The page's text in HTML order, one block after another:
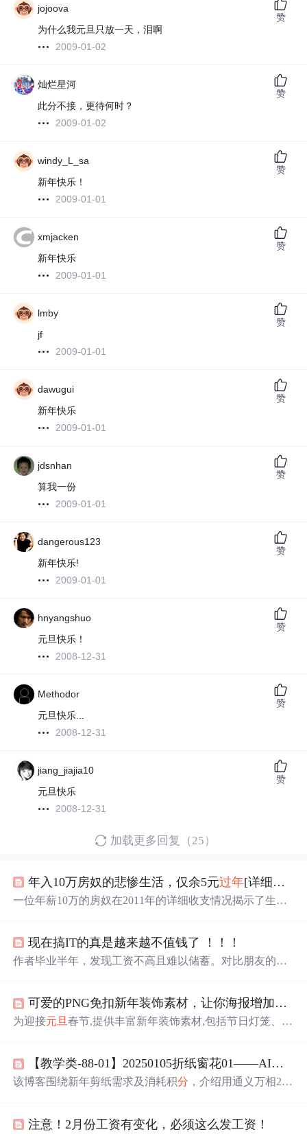
jojoova
为什么我元旦只放一天，泪啊
2009-01-02
赞
灿烂星河
此分不接，更待何时？
2009-01-02
赞
windy_L_sa
新年快乐！
2009-01-01
赞
xmjacken
新年快乐
2009-01-01
赞
lmby
jf
2009-01-01
赞
dawugui
新年快乐
2009-01-01
赞
jdsnhan
算我一份
2009-01-01
赞
dangerous123
新年快乐!
2009-01-01
赞
hnyangshuo
元旦快乐！
2008-12-31
赞
Methodor
元旦快乐...
2008-12-31
赞
jiang_jiajia10
元旦快乐
2008-12-31
赞
加载更多回复（25）
年入10万房奴的悲惨生活，仅余5元过年[详细收支记录]
一位年薪10万的房奴在2011年的详细收支情况揭示了生活
金用于生活开销、还债、子女抚养和人情往来。文中详细
列举了各项支出，包括饮食、衣物、住房、交通、通讯、
现在搞IT的真是越来越不值钱了 ！！！
作者毕业半年，发现工资不高且难以储蓄。对比朋友的销
可爱的PNG免扣新年装饰素材，让你海报增加节日气氛
为迎接元旦春节,提供丰富新年装饰素材,包括节日灯笼、圣
【教学类-88-01】20250105折纸窗花01——AI剪纸窗花（团花）——01图形的提取
该博客围绕新年剪纸需求及消耗积分 ，介绍用通义万相2.0
掉白边、统一大小等。但处理过程中遇到切边和边缘模糊
注意！2月份工资有变化，必须这么发工资！